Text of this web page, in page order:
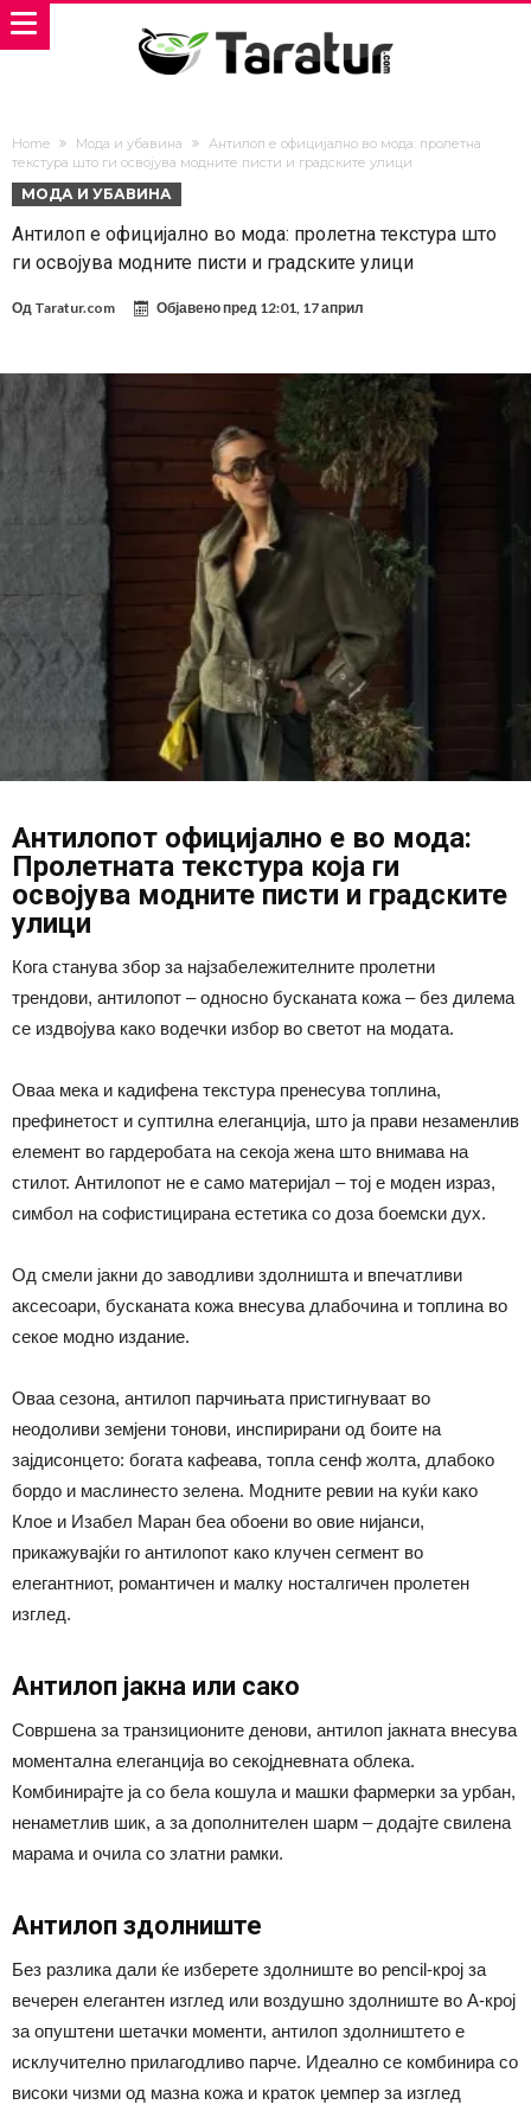
Home Мода и убавина
Антилоп е официјално во мода: пролетна
текстура што ги освојува модните писти и градските улици
МОДА И УБАВИНА
Антилоп е официјално во мода: пролетна текстура што
ги освојува модните писти и градските улици
Од Taratur.com Објавено пред 12:01, 17 април
Антилопот официјално е во мода:
Пролетната текстура која ги
освојува модните писти и градските
улици
Кога станува збор за најзабележителните пролетни
трендови, антилопот – односно бусканата кожа – без дилема
се издвојува како водечки избор во светот на модата.
Оваа мека и кадифена текстура пренесува топлина,
префинетост и суптилна елеганција, што ја прави незаменлив
елемент во гардеробата на секоја жена што внимава на
стилот. Антилопот не е само материјал – тој е моден израз,
симбол на софистицирана естетика со доза боемски дух.
Од смели јакни до заводливи здолништа и впечатливи
аксесоари, бусканата кожа внесува длабочина и топлина во
секое модно издание.
Оваа сезона, антилоп парчињата пристигнуваат во
неодоливи земјени тонови, инспирирани од боите на
зајдисонцето: богата кафеава, топла сенф жолта, длабоко
бордо и маслинесто зелена. Модните ревии на куќи како
Клое и Изабел Маран беа обоени во овие нијанси,
прикажувајќи го антилопот како клучен сегмент во
елегантниот, романтичен и малку носталгичен пролетен
изглед.
Антилоп јакна или сако
Совршена за транзиционите денови, антилоп јакната внесува
моментална елеганција во секојдневната облека.
Комбинирајте ја со бела кошула и машки фармерки за урбан,
ненаметлив шик, а за дополнителен шарм – додајте свилена
марама и очила со златни рамки.
Антилоп здолниште
Без разлика дали ќе изберете здолниште во pencil-крој за
вечерен елегантен изглед или воздушно здолниште во А-крој
за опуштени шетачки моменти, антилоп здолништето е
исклучително прилагодливо парче. Идеално се комбинира со
високи чизми од мазна кожа и краток џемпер за изглед